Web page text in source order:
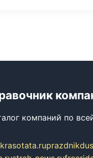
компаний по
krasotata.ru